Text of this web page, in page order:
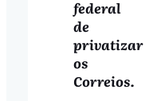
federal
de
privatizar
os
Correios.